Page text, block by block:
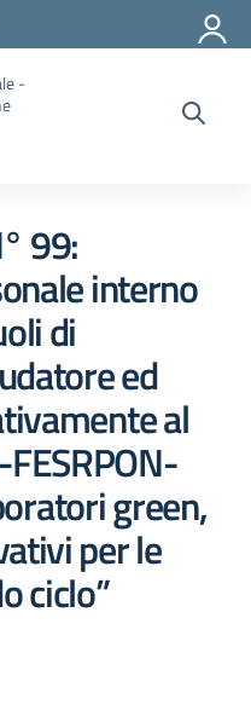
-
99:
interno
di
ed
al
green,
per le
ciclo”